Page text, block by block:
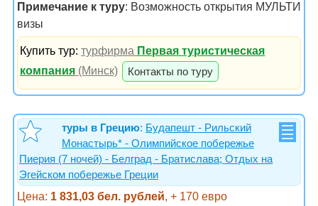
Примечание к туру: Возможность открытия МУЛЬТИ
визы
Купить тур:турфирма Первая туристическая
компания (Минск) Контакты по туру
туры в Грецию: Будапешт - Рильский
Монастырь* - Олимпийское побережье
Пиерия (7 ночей) - Белград - Братислава; Отдых на
Эгейском побережье Греции
Цена: 1 831,03 бел. рублей, + 170 евро